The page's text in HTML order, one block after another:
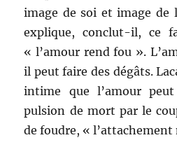
image de soi et image de
explique, conclut-il, ce
« l’amour rend fou ».
il peut faire des dégâts.
intime que l’amour
pulsion de mort par le
de foudre, «